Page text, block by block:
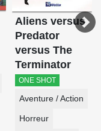
Aliens versus
Predator
versus The
Terminator
ONE SHOT
Aventure / Action
Horreur